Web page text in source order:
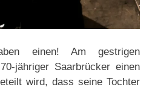
einen! Am gestrigen
jähriger Saarbrücker einen
wird, dass seine Tochter